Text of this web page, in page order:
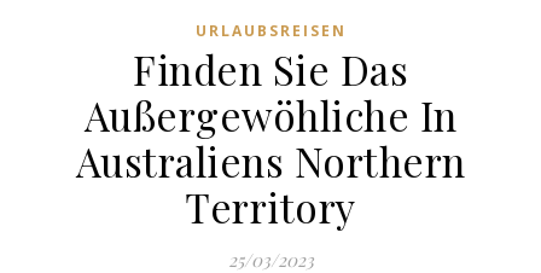
URLAUBSREISEN
Finden Sie Das
Außergewöhliche In
Australiens Northern
Territory
25/03/2023